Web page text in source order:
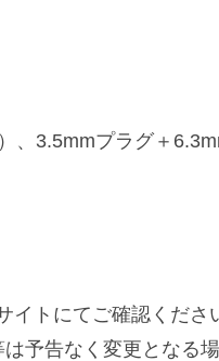
、3.5mmプラグ＋
トにてご確認くださ
予告なく変更となる